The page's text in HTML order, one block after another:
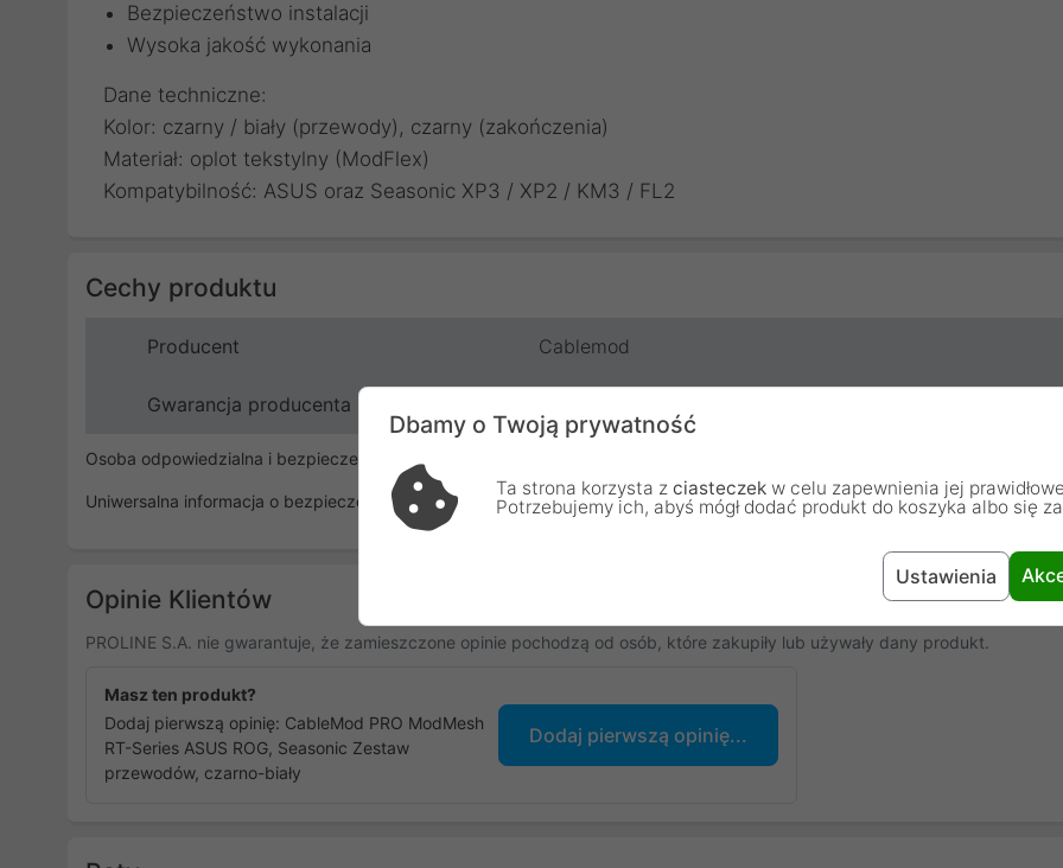
Bezpieczeństwo instalacji
Wysoka jakość wykonania
Dane techniczne:
Kolor: czarny / biały (przewody), czarny (zakończenia)
Materiał: oplot tekstylny (ModFlex)
Kompatybilność: ASUS oraz Seasonic XP3 / XP2 / KM3 / FL2
Cechy produktu
Producent Cablemod
Gwarancja producenta
Osoba odpowiedzialna i bezpieczeństwo
Uniwersalna informacja o bezpieczeństwie
Opinie Klientów
PROLINE S.A. nie gwarantuje, że zamieszczone opinie pochodzą od osób, które zakupiły lub używały dany produkt.
Masz ten produkt?
Dodaj pierwszą opinię: CableMod PRO ModMesh
RT-Series ASUS ROG, Seasonic Zestaw
przewodów, czarno-biały
Dodaj pierwszą opinię...
Dbamy o Twoją prywatność
Ta strona korzysta z ciasteczek w celu zapewnienia jej
Potrzebujemy ich, abyś mógł dodać produkt do koszyka albo się
Ustawienia